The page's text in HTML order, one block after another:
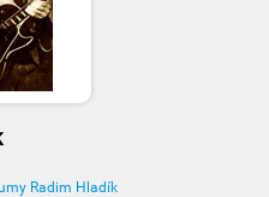
Radim Hladík